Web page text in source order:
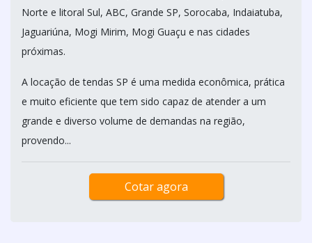
Norte e litoral Sul, ABC, Grande SP, Sorocaba, Indaiatuba,
Jaguariúna, Mogi Mirim, Mogi Guaçu e nas cidades
próximas.
A locação de tendas SP é uma medida econômica, prática
e muito eficiente que tem sido capaz de atender a um
grande e diverso volume de demandas na região,
provendo...
Cotar agora